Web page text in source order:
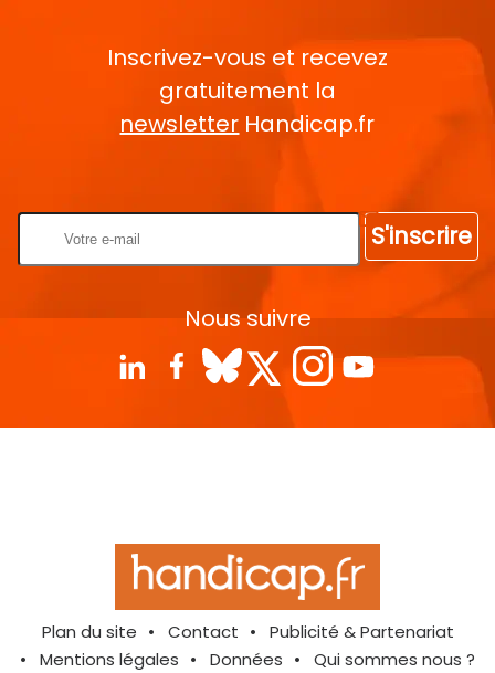
Inscrivez-vous et recevez
gratuitement la
newsletter Handicap.fr
S'inscrire
Nous suivre
Plan du site Contact
Publicité & Partenariat
Mentions légales
Données Qui sommes nous ?